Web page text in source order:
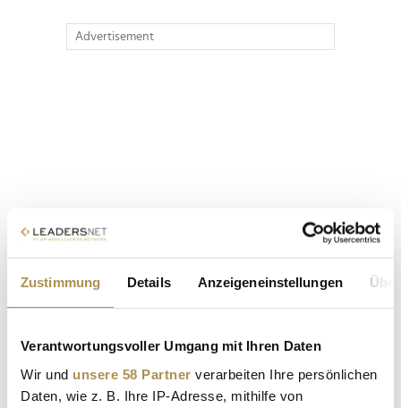
Zustimmung Details Anzeigeneinstellungen
Verantwortungsvoller Umgang mit Ihren Daten
Wir und unsere 58 Partner verarbeiten Ihre persönlichen
Daten, wie z. B. Ihre IP-Adresse, mithilfe von
Advertisement